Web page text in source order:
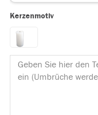
Kerzenmotiv